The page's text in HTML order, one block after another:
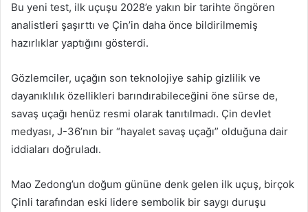
Bu yeni test, ilk uçuşu 2028’e yakın bir tarihte öngören
analistleri şaşırttı ve Çin’in daha önce bildirilmemiş
hazırlıklar yaptığını gösterdi.
Gözlemciler, uçağın son teknolojiye sahip gizlilik ve
dayanıklılık özellikleri barındırabileceğini öne sürse de,
savaş uçağı henüz resmi olarak tanıtılmadı. Çin devlet
medyası, J-36’nın bir “hayalet savaş uçağı” olduğuna dair
iddiaları doğruladı.
Mao Zedong’un doğum gününe denk gelen ilk uçuş, birçok
Çinli tarafından eski lidere sembolik bir saygı duruşu